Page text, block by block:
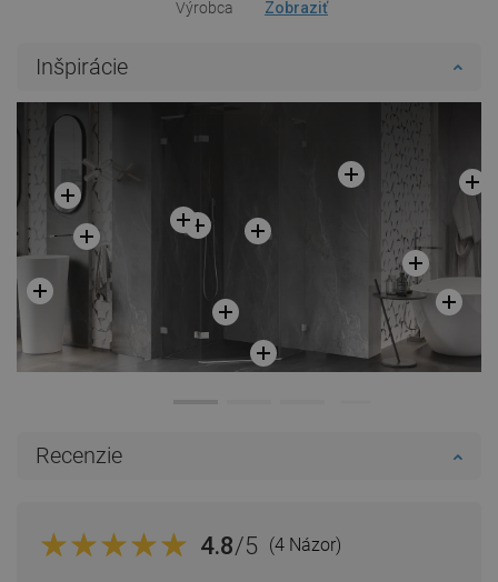
Výrobca Zobraziť
Inšpirácie
Recenzie
4.8/5 (4 Názor)